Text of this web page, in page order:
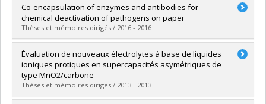
Graduate :Xie, Han Jin
Cycle :Master's
Grade :M. Sc.
Lien vers le document dans Papyrus
Co-encapsulation of enzymes and antibodies for
chemical deactivation of pathogens on paper
Thèses et mémoires dirigés / 2016 - 2016
Graduate :Atashi, Arash
Cycle :Master's
Grade :M. Sc.
Lien vers le document dans Papyrus
Évaluation de nouveaux électrolytes à base de liquides
ioniques protiques en supercapacités asymétriques de
type MnO2/carbone
Thèses et mémoires dirigés / 2013 - 2013